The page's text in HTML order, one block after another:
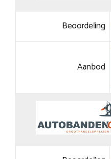
Beoordeling
Aanbod